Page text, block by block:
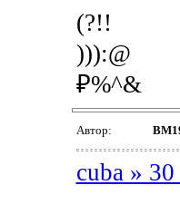
(?!!
))):@
₽%^&
Автор:
cuba »